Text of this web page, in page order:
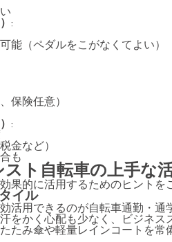
:
能（ペダルをこがなくてよい）
保険任意）
:
金など）
も
ト自転車の上手な
果的に活用するためのヒントを
イル
活用できるのが自転車通勤・通
をかく心配も少なく、ビジネス
たみ傘や軽量レインコートを常